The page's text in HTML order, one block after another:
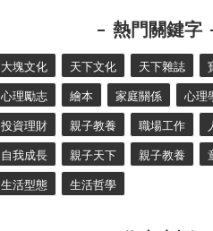
熱門關鍵字
大塊文化 天下文化 天下雜誌
心理勵志 繪本 家庭關係 心理
投資理財 親子教養 職場工作
自我成長 親子天下 親子教養
生活型態 生活哲學